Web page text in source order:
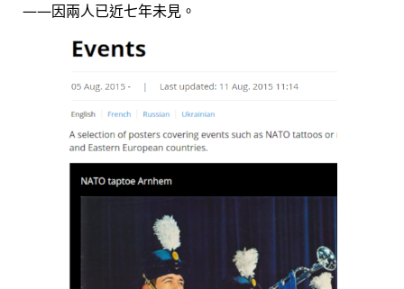
——因兩人已近七年未見。